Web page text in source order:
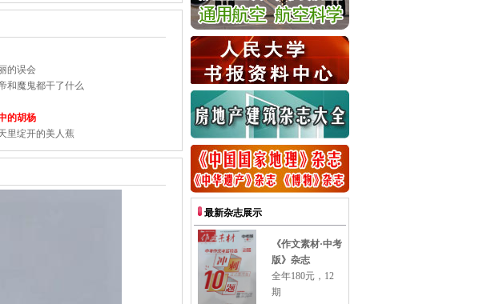
的误会
和魔鬼都干了什么
的胡杨
里绽开的美人蕉